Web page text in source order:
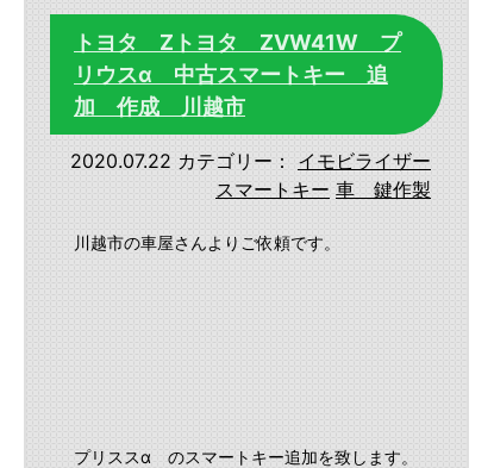
トヨタ Zトヨタ ZVW41W プ
リウスα 中古スマートキー 追
加 作成 川越市
2020.07.22 カテゴリー：
イモビライザー
スマートキー 車 鍵作製
川越市の車屋さんよりご依頼です。
プリススα のスマートキー追加を致します。